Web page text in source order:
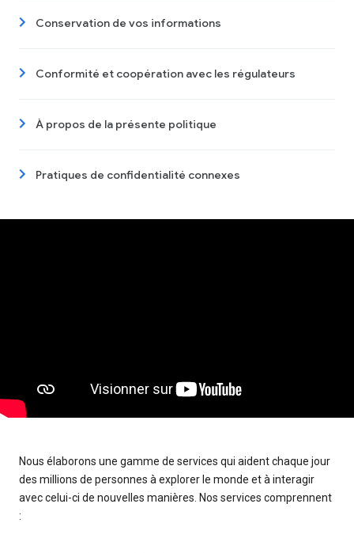
Conservation de vos informations
Conformité et coopération avec les régulateurs
À propos de la présente politique
Pratiques de confidentialité connexes
Nous élaborons une gamme de services qui aident chaque jour
des millions de personnes à explorer le monde et à interagir
avec celui-ci de nouvelles manières. Nos services comprennent
: